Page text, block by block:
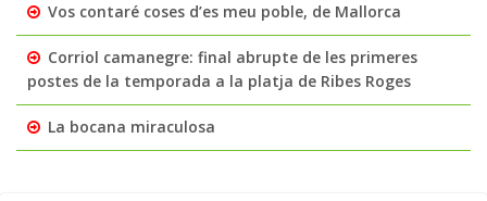
Vos contaré coses d’es meu poble, de Mallorca
Corriol camanegre: final abrupte de les primeres
postes de la temporada a la platja de Ribes Roges
La bocana miraculosa